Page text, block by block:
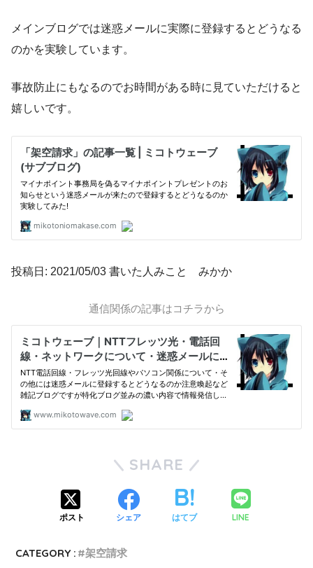
メインブログでは迷惑メールに実際に登録するとどうなる
のかを実験しています。
事故防止にもなるのでお時間がある時に見ていただけると
嬉しいです。
投稿日: 2021/05/03 書いた人みこと みかか
通信関係の記事はコチラから
SHARE
ポスト シェア はてブ LINE
CATEGORY : #架空請求